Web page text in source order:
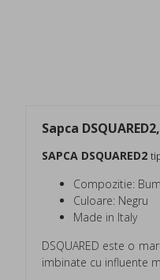
Sapca
SAPCA DSQUARED2
Compozitie:
Culoare: Negru
Made in Italy
DSQUARED este o
imbinate cu influente